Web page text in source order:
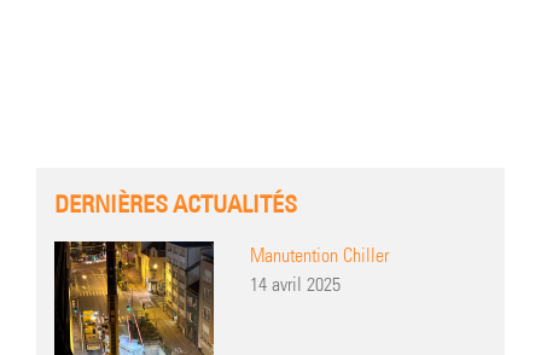
DERNIÈRES ACTUALITÉS
Manutention Chiller
14 avril 2025